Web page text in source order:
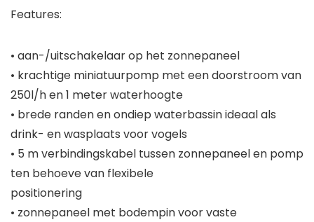
Features:
• aan-/uitschakelaar op het zonnepaneel
• krachtige miniatuurpomp met een doorstroom van
250l/h en 1 meter waterhoogte
• brede randen en ondiep waterbassin ideaal als
drink- en wasplaats voor vogels
• 5 m verbindingskabel tussen zonnepaneel en pomp
ten behoeve van flexibele
positionering
• zonnepaneel met bodempin voor vaste